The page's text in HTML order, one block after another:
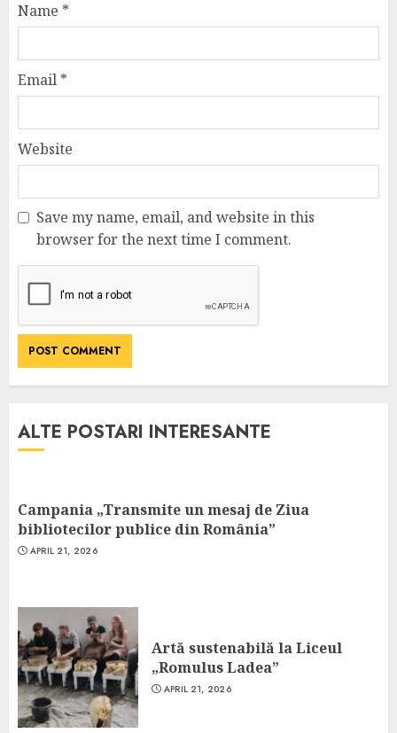
Name *
Email *
Website
Save my name, email, and website in this
browser for the next time I comment.
ALTE POSTARI INTERESANTE
Campania „Transmite un mesaj de Ziua
bibliotecilor publice din România”
APRIL 21, 2026
Artă sustenabilă la Liceul
„Romulus Ladea”
APRIL 21, 2026